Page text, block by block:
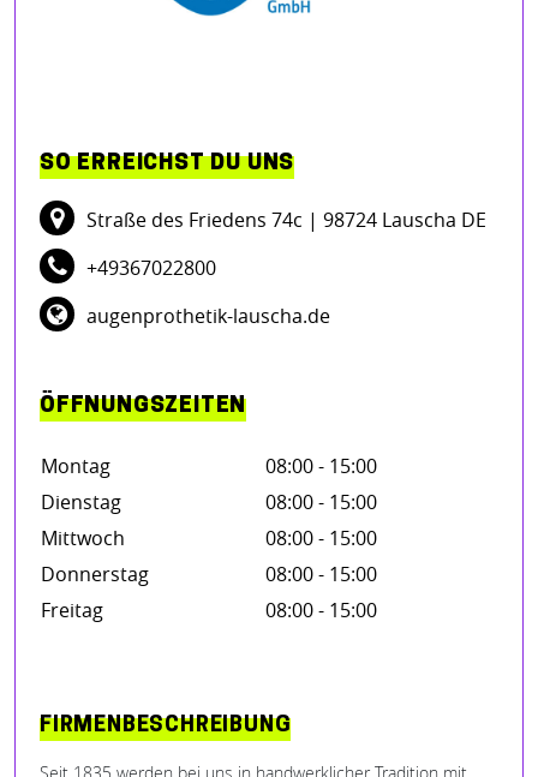
SO ERREICHST DU UNS
Straße des Friedens 74c | 98724 Lauscha DE
+49367022800
augenprothetik-lauscha.de
ÖFFNUNGSZEITEN
Montag
08:00 - 15:00
Dienstag
08:00 - 15:00
Mittwoch
08:00 - 15:00
Donnerstag
08:00 - 15:00
Freitag
08:00 - 15:00
FIRMENBESCHREIBUNG